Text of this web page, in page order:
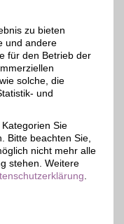
Partnerprofil
Optionen:
2-Jahren
ohne
und
zu bieten
und andere
für den Betrieb der
solche, die
und
Sie
Bitte beachten Sie,
nicht mehr alle
stehen. Weitere